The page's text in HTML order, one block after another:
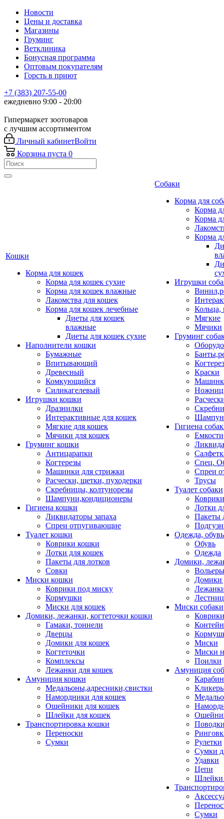
Новости
Цены и доставка
Магазины
Груминг
Ветклиника
Бонусная программа
Оптовым покупателям
Горсть в приют
+7 (383) 207-55-00
ежедневно 9:00 - 20:00
Гипермаркет зоотоваров
с лучшим ассортиментом
Личный кабинетВойти
Корзина пуста 0
Кошки
Корма для кошек
Корма для кошек сухие
Корма для кошек влажные
Лакомства для кошек
Корма для кошек лечебные
Диеты для кошек
влажные
Диеты для кошек сухие
Наполнители кошки
Бумажные
Впитывающий
Древесный
Комкующийся
Силикагелевый
Игрушки кошки
Дразнилки
Интерактивные для кошек
Мягкие для кошек
Мячики для кошек
Груминг кошки
Антицарапки
Когтерезы
Машинки для стрижки
Расчески, щетки, пуходерки
Скребницы, колтунорезы
Шампуни,кондиционеры
Гигиена кошки
Ликвидаторы запаха
Спреи отпугивающие
Туалет кошки
Коврики кошки
Лотки для кошек
Пакеты для лотков
Совки
Миски кошки
Коврики под миску
Кормушки
Миски для кошек
Домики, лежанки, когтеточки кошки
Гамаки, тоннели
Дверцы
Домики для кошек
Когтеточки
Комплексы
Лежанки для кошек
Амуниция кошки
Медальоны,адресники,свистки
Намордники для кошек
Ошейники для кошек
Шлейки для кошек
Транспортировка кошки
Переноски
Сумки
Собаки
Корма для
Корма
Корма
Корма
Игрушки
Кольца,
Мягкие
Мячики
Груминг
Краски
Гигиена
Емкости
Спец.
Спреи
Трусы
Туалет собаки
Коврики
Лотки
Пакеты
Одежда, обувь
Обувь
Одежда
Домики,
Домики
Миски собаки
Миски
Миски
Поилки
Амуниция
Рулетки
Сумки
Удавки
Цепи
Шлейки
Сумки